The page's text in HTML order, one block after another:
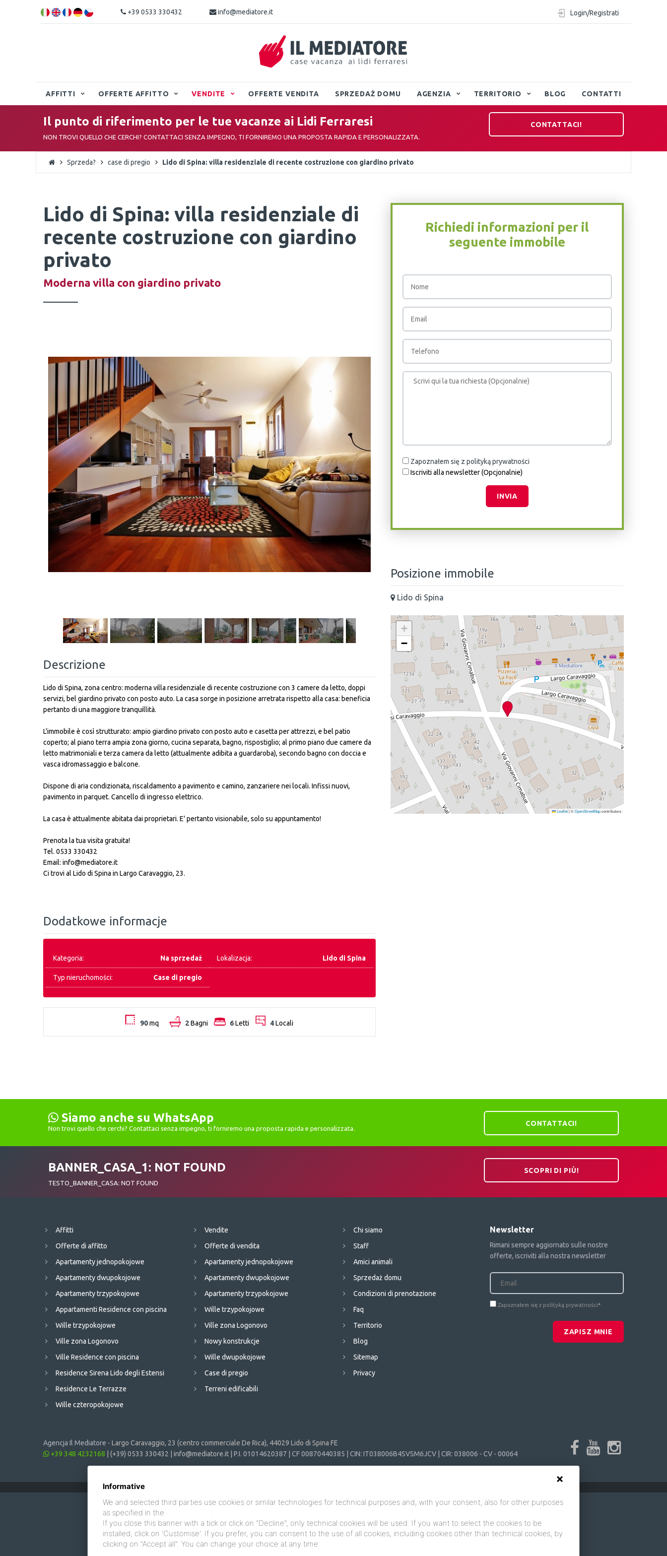
+39 0533 330432 info@mediatore.it Login/Registrati
AFFITTI OFFERTE AFFITTO VENDITE OFFERTE VENDITA SPRZEDAŻ DOMU AGENZIA TERRITORIO BLOG CONTATTI
Il punto di riferimento per le tue vacanze ai Lidi Ferraresi
NON TROVI QUELLO CHE CERCHI? CONTATTACI SENZA IMPEGNO, TI FORNIREMO UNA PROPOSTA RAPIDA E PERSONALIZZATA.
CONTATTACI!
Sprzeda? case di pregio Lido di Spina: villa residenziale di recente costruzione con giardino privato
Lido di Spina: villa residenziale di
recente costruzione con giardino
privato
Moderna villa con giardino privato
Descrizione
Lido di Spina, zona centro: moderna villa residenziale di recente costruzione con 3 camere da letto, doppi
servizi, bel giardino privato con posto auto. La casa sorge in posizione arretrata rispetto alla casa: beneficia
pertanto di una maggiore tranquillità.
L'immobile è così strutturato: ampio giardino privato con posto auto e casetta per attrezzi, e bel patio
coperto; al piano terra ampia zona giorno, cucina separata, bagno, rispostiglio; al primo piano due camere da
letto matrimoniali e terza camera da letto (attualmente adibita a guardaroba), secondo bagno con doccia e
vasca idromassaggio e balcone.
Dispone di aria condizionata, riscaldamento a pavimento e camino, zanzariere nei locali. Infissi nuovi,
pavimento in parquet. Cancello di ingresso elettrico.
La casa è attualmente abitata dai proprietari. E' pertanto visionabile, solo su appuntamento!
Prenota la tua visita gratuita!
Tel. 0533 330432
Email: info@mediatore.it
Ci trovi al Lido di Spina in Largo Caravaggio, 23.
Dodatkowe informacje
Kategoria: Na sprzedaż Lokalizacja: Lido di Spina
Typ nieruchomości: Case di pregio
90mq 2Bagni 6Letti 4Locali
Richiedi informazioni per il
seguente immobile
Zapoznałem się z polityką prywatności
Iscriviti alla newsletter (Opcjonalnie)
INVIA
Posizione immobile
Lido di Spina
+
−
Leaflet|©OpenStreetMapcontributors
Siamo anche su WhatsApp
Non trovi quello che cerchi? Contattaci senza impegno, ti forniremo una proposta rapida e personalizzata.
CONTATTACI!
BANNER_CASA_1: NOT FOUND
TESTO_BANNER_CASA: NOT FOUND
SCOPRI DI PIÙ!
Affitti
Offerte di affitto
Apartamenty jednopokojowe
Apartamenty dwupokojowe
Apartamenty trzypokojowe
Appartamenti Residence con piscina
Wille trzypokojowe
Ville zona Logonovo
Ville Residence con piscina
Residence Sirena Lido degli Estensi
Residence Le Terrazze
Wille czteropokojowe
Vendite
Offerte di vendita
Apartamenty jednopokojowe
Apartamenty dwupokojowe
Apartamenty trzypokojowe
Wille trzypokojowe
Ville zona Logonovo
Nowy konstrukcje
Wille dwupokojowe
Case di pregio
Terreni edificabili
Chi siamo
Staff
Amici animali
Sprzedaż domu
Condizioni di prenotazione
Faq
Territorio
Blog
Sitemap
Privacy
Newsletter
Rimani sempre aggiornato sulle nostre
offerte, iscriviti alla nostra newsletter
Zapoznałem się z polityką prywatności*
ZAPISZ MNIE
Agencja Il Mediatore - Largo Caravaggio, 23 (centro commerciale De Rica), 44029 Lido di Spina FE
+39 348 4232168
(+39) 0533 330432 info@mediatore.it | P.I. 01014620387 | CF 00870440385 | CIN: IT038006B4SVSM6JCV | CIR: 038006 - CV - 00064
Informative
We and selected third parties use cookies or similar technologies for technical purposes and, with your consent, also for other purposes
as specified in the
.
If you close this banner with a tick or click on "Decline", only technical cookies will be used. If you want to select the cookies to be
installed, click on 'Customise'. If you prefer, you can consent to the use of all cookies, including cookies other than technical cookies, by
clicking on "Accept all". You can change your choice at any time.